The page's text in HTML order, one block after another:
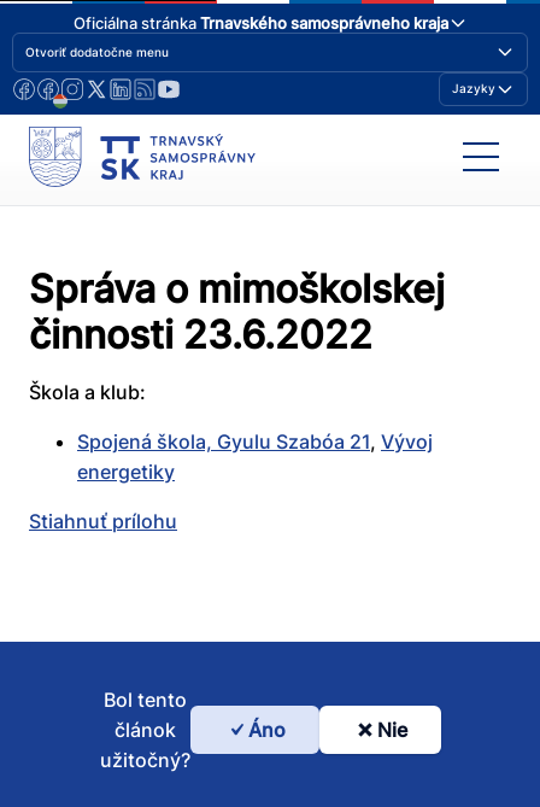
Oficiálna stránkaTrnavského samosprávneho kraja
Otvoriť dodatočne menu
Jazyky
Správa o mimoškolskej
činnosti 23.6.2022
Škola a klub:
Spojená škola, Gyulu Szabóa 21, Vývoj
energetiky
Stiahnuť prílohu
Bol
Bol tento
článok
užitočný?
Áno Nie